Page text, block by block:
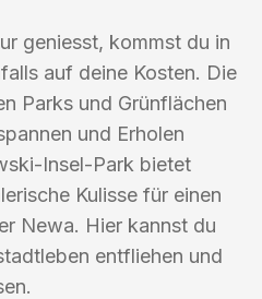
geniesst, kommst du in
auf deine Kosten. Die
Parks und Grünflächen
und Erholen
Insel-Park bietet
Kulisse für einen
Newa. Hier kannst du
entfliehen und